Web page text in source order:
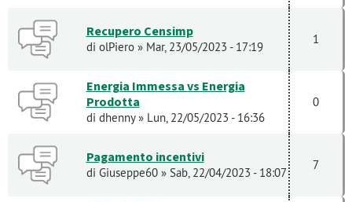
Recupero Censimp
di olPiero» Mar, 23/05/2023 - 17:19
1
Energia Immessa vs Energia
Prodotta
di dhenny» Lun, 22/05/2023 - 16:36
0
Pagamento incentivi
di Giuseppe60» Sab, 22/04/2023 - 18:07
7